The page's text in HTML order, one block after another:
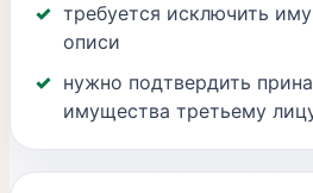
требуется исключить
описи
нужно подтвердить
имущества третьему